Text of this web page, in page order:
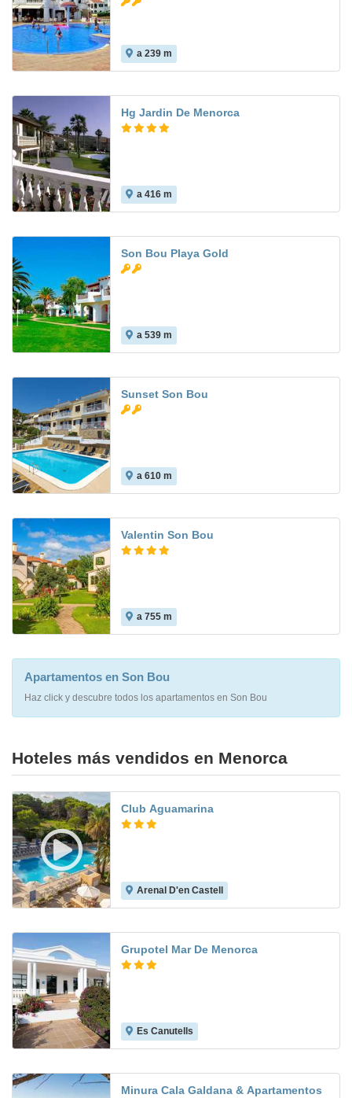
a 239 m
Hg Jardin De Menorca
a 416 m
Son Bou Playa Gold
a 539 m
Sunset Son Bou
a 610 m
Valentin Son Bou
a 755 m
Apartamentos en Son Bou
Haz click y descubre todos los apartamentos en Son Bou
Hoteles más vendidos en Menorca
Club Aguamarina
Arenal D'en Castell
Grupotel Mar De Menorca
Es Canutells
Minura Cala Galdana & Apartamentos